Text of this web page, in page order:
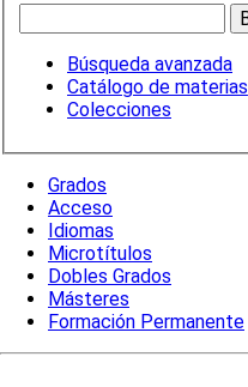
Búsqueda avanzada
Catálogo de materias
Colecciones
Grados
Acceso
Idiomas
Microtítulos
Dobles Grados
Másteres
Formación Permanente